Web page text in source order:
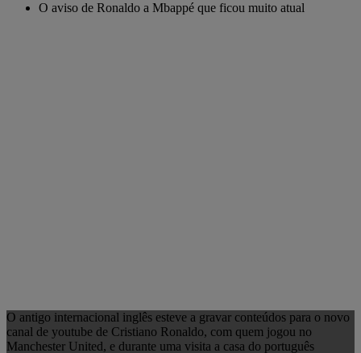
O aviso de Ronaldo a Mbappé que ficou muito atual
O antigo internacional inglês esteve a gravar conteúdos para o novo
canal de youtube de Cristiano Ronaldo, com quem jogou no
Manchester United, e durante uma visita a casa do português